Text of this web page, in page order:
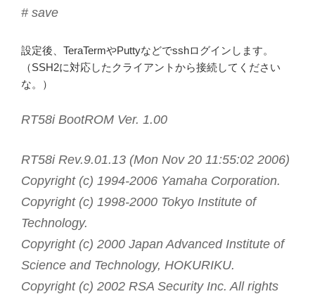
# save
設定後、TeraTermやPuttyなどでsshログインします。
（SSH2に対応したクライアントから接続してください
な。）
RT58i BootROM Ver. 1.00
RT58i Rev.9.01.13 (Mon Nov 20 11:55:02 2006)
Copyright (c) 1994-2006 Yamaha Corporation.
Copyright (c) 1998-2000 Tokyo Institute of
Technology.
Copyright (c) 2000 Japan Advanced Institute of
Science and Technology, HOKURIKU.
Copyright (c) 2002 RSA Security Inc. All rights